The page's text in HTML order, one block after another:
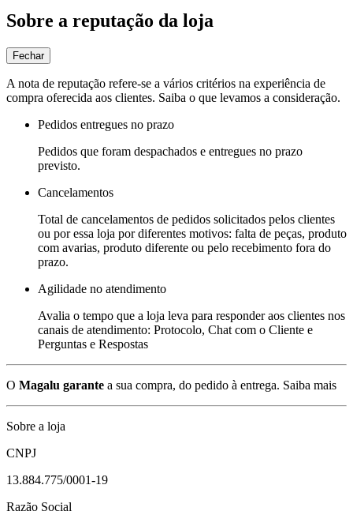
Sobre a reputação da loja
Fechar
A nota de reputação refere-se a vários critérios na experiência de
compra oferecida aos clientes. Saiba o que levamos a consideração.
Pedidos entregues no prazo
Pedidos que foram despachados e entregues no prazo
previsto.
Cancelamentos
Total de cancelamentos de pedidos solicitados pelos clientes
ou por essa loja por diferentes motivos: falta de peças, produto
com avarias, produto diferente ou pelo recebimento fora do
prazo.
Agilidade no atendimento
Avalia o tempo que a loja leva para responder aos clientes nos
canais de atendimento: Protocolo, Chat com o Cliente e
Perguntas e Respostas
O Magalu garante a sua compra, do pedido à entrega. Saiba mais
Sobre a loja
CNPJ
13.884.775/0001-19
Razão Social